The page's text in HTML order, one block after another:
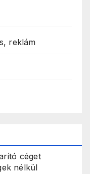
reklám
céget
nélkül